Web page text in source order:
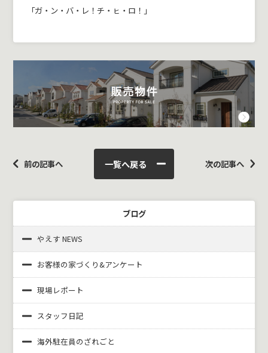
「ガ・ン・バ・レ！チ・ㇶ・ロ！」
前の記事へ 一覧へ戻る 次の記事へ
ブログ
やえす NEWS
お客様の家づくり&アンケート
現場レポート
スタッフ日記
海外駐在員のざれごと